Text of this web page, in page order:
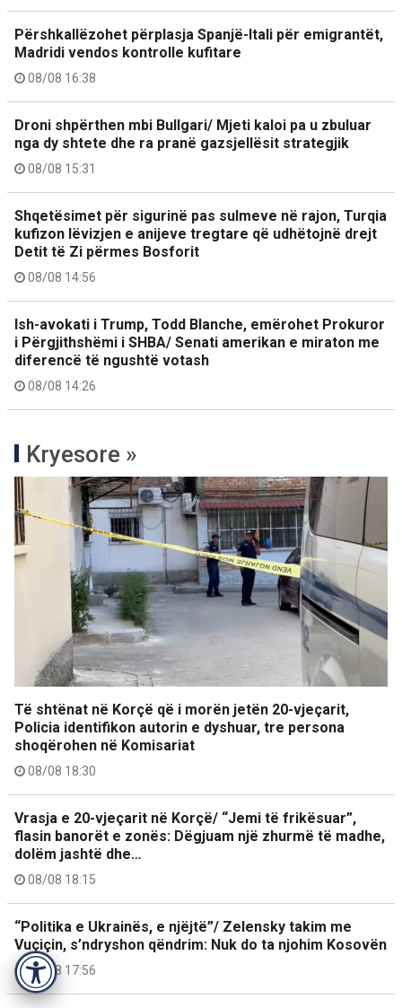
Accessibility
Përshkallëzohet përplasja Spanjë-Itali për emigrantët,
Madridi vendos kontrolle kufitare
08/08 16:38
Droni shpërthen mbi Bullgari/ Mjeti kaloi pa u zbuluar
nga dy shtete dhe ra pranë gazsjellësit strategjik
08/08 15:31
Shqetësimet për sigurinë pas sulmeve në rajon, Turqia
kufizon lëvizjen e anijeve tregtare që udhëtojnë drejt
Detit të Zi përmes Bosforit
08/08 14:56
Ish-avokati i Trump, Todd Blanche, emërohet Prokuror
i Përgjithshëmi i SHBA/ Senati amerikan e miraton me
diferencë të ngushtë votash
08/08 14:26
Kryesore »
Të shtënat në Korçë që i morën jetën 20-vjeçarit,
Policia identifikon autorin e dyshuar, tre persona
shoqërohen në Komisariat
08/08 18:30
Vrasja e 20-vjeçarit në Korçë/ “Jemi të frikësuar”,
flasin banorët e zonës: Dëgjuam një zhurmë të madhe,
dolëm jashtë dhe…
08/08 18:15
“Politika e Ukrainës, e njëjtë”/ Zelensky takim me
Vuçiçin, s’ndryshon qëndrim: Nuk do ta njohim Kosovën
08/08 17:56